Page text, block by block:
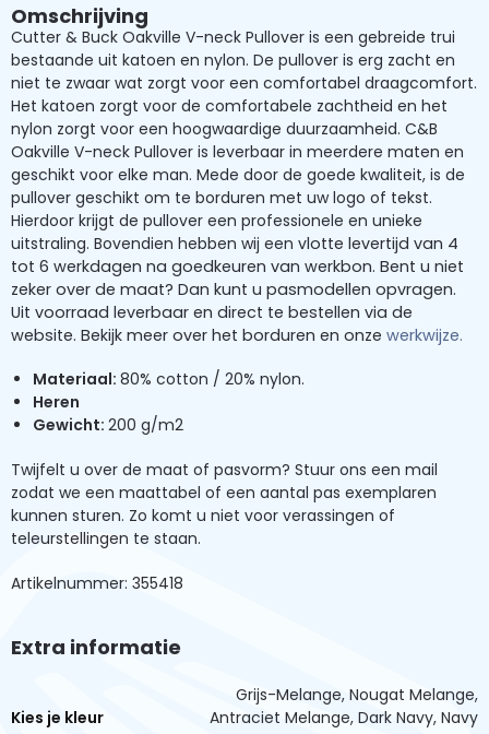
Omschrijving
Cutter & Buck Oakville V-neck Pullover is een gebreide trui
bestaande uit katoen en nylon. De pullover is erg zacht en
niet te zwaar wat zorgt voor een comfortabel draagcomfort.
Het katoen zorgt voor de comfortabele zachtheid en het
nylon zorgt voor een hoogwaardige duurzaamheid. C&B
Oakville V-neck Pullover is leverbaar in meerdere maten en
geschikt voor elke man. Mede door de goede kwaliteit, is de
pullover geschikt om te borduren met uw logo of tekst.
Hierdoor krijgt de pullover een professionele en unieke
uitstraling. Bovendien hebben wij een vlotte levertijd van 4
tot 6 werkdagen na goedkeuren van werkbon. Bent u niet
zeker over de maat? Dan kunt u pasmodellen opvragen.
Uit voorraad leverbaar en direct te bestellen via de
website. Bekijk meer over het borduren en onze werkwijze.
Materiaal: 80% cotton / 20% nylon.
Heren
Gewicht: 200 g/m2
Twijfelt u over de maat of pasvorm? Stuur ons een mail
zodat we een maattabel of een aantal pas exemplaren
kunnen sturen. Zo komt u niet voor verassingen of
teleurstellingen te staan.
Artikelnummer: 355418
Extra informatie
Kies je kleur
Grijs-Melange, Nougat Melange,
Antraciet Melange, Dark Navy, Navy